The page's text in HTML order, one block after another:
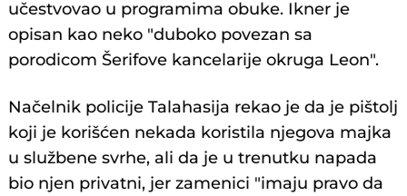
učestvovao u programima obuke. Ikner je
opisan kao neko "duboko povezan sa
porodicom Šerifove kancelarije okruga Leon".
Načelnik policije Talahasija rekao je da je pištolj
koji je korišćen nekada koristila njegova majka
u službene svrhe, ali da je u trenutku napada
bio njen privatni, jer zamenici "imaju pravo da